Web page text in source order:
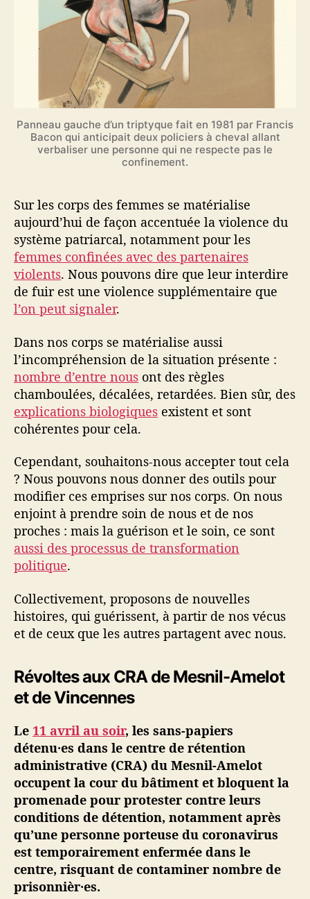
Panneau gauche d’un triptyque fait en 1981 par Francis
Bacon qui anticipait deux policiers à cheval allant
verbaliser une personne qui ne respecte pas le
confinement.
Sur les corps des femmes se matérialise
aujourd’hui de façon accentuée la violence du
système patriarcal, notamment pour les
femmes confinées avec des partenaires
violents. Nous pouvons dire que leur interdire
de fuir est une violence supplémentaire que
l’on peut signaler.
Dans nos corps se matérialise aussi
l’incompréhension de la situation présente :
nombre d’entre nous ont des règles
chamboulées, décalées, retardées. Bien sûr, des
explications biologiques existent et sont
cohérentes pour cela.
Cependant, souhaitons-nous accepter tout cela
? Nous pouvons nous donner des outils pour
modifier ces emprises sur nos corps. On nous
enjoint à prendre soin de nous et de nos
proches : mais la guérison et le soin, ce sont
aussi des processus de transformation
politique.
Collectivement, proposons de nouvelles
histoires, qui guérissent, à partir de nos vécus
et de ceux que les autres partagent avec nous.
Révoltes aux CRA de Mesnil-Amelot
et de Vincennes
Le 11 avril au soir, les sans-papiers
détenu·es dans le centre de rétention
administrative (CRA) du Mesnil-Amelot
occupent la cour du bâtiment et bloquent la
promenade pour protester contre leurs
conditions de détention, notamment après
qu’une personne porteuse du coronavirus
est temporairement enfermée dans le
centre, risquant de contaminer nombre de
prisonnièr·es.